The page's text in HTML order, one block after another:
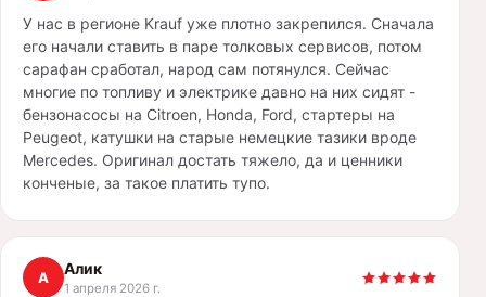
У нас в регионе Krauf уже плотно закрепился. Сначала
его начали ставить в паре толковых сервисов, потом
сарафан сработал, народ сам потянулся. Сейчас
многие по топливу и электрике давно на них сидят -
бензонасосы на Citroen, Honda, Ford, стартеры на
Peugeot, катушки на старые немецкие тазики вроде
Mercedes. Оригинал достать тяжело, да и ценники
конченые, за такое платить тупо.
А Алик
1 апреля 2026 г.